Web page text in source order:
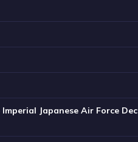
Japanese Air Force Dec